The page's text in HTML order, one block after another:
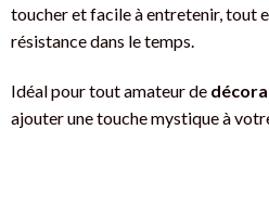
toucher et facile à entretenir, tout
résistance dans le temps.
Idéal pour tout amateur de
ajouter une touche mystique à